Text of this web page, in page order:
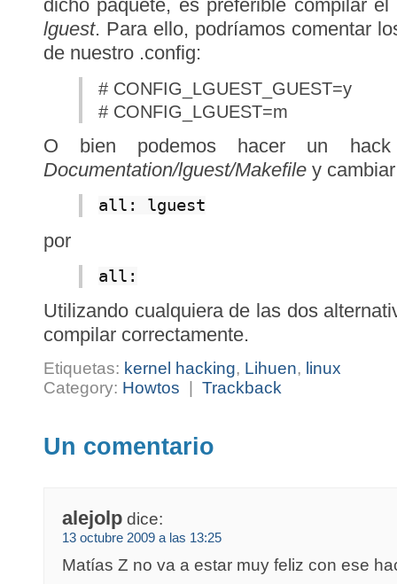
dicho paquete, es preferible compilar
lguest. Para ello, podríamos comentar
de nuestro .config:
# CONFIG_LGUEST_GUEST=y
# CONFIG_LGUEST=m
O bien podemos hacer un
Documentation/lguest/Makefile y
all: lguest
por
all:
Utilizando cualquiera de las dos
compilar correctamente.
Etiquetas: kernel hacking, Lihuen, linux
Category: Howtos Trackback
Un comentario
alejolp dice:
13 octubre 2009 a las 13:25
Matías Z no va a estar muy feliz con ese